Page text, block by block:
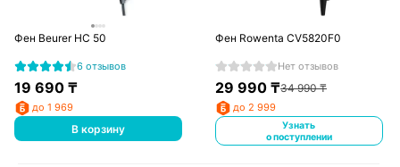
Фен Beurer HC 50
6 отзывов
19 690₸
до 1 969
В корзину
Фен Rowenta CV5820F0
Нет отзывов
29 990 ₸34 990₸
до 2 999
Узнать
о поступлении